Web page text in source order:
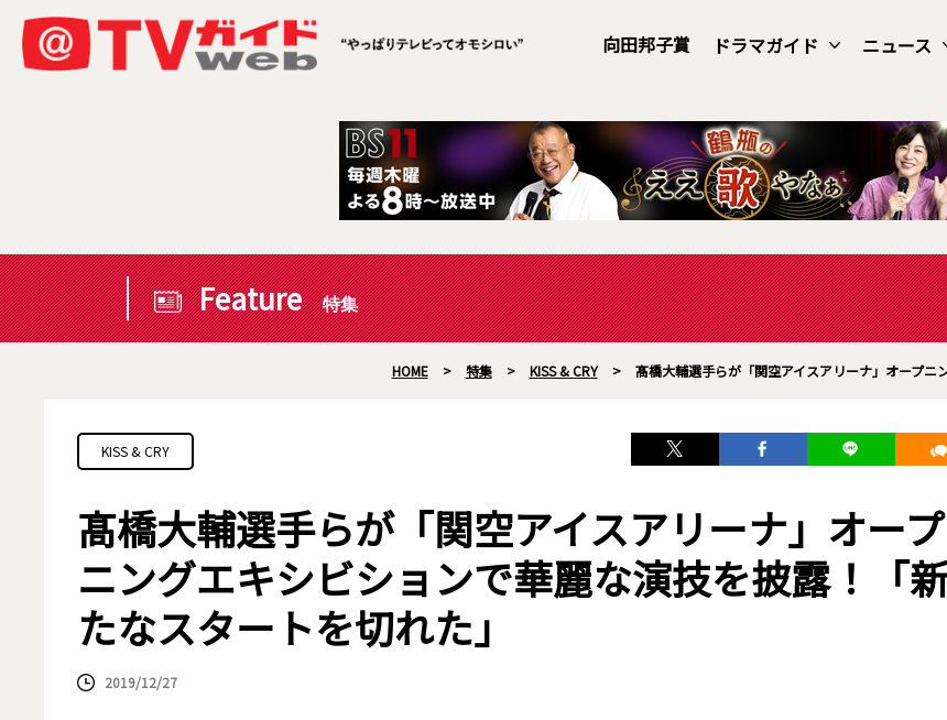
向田邦子賞 ドラマガイド ニュース
Feature 特集
HOME > 特集 > KISS & CRY > 髙橋大輔選手らが「関空アイスアリーナ」オープニ
KISS & CRY
髙橋大輔選手らが「関空アイスアリーナ」オープ
ニングエキシビションで華麗な演技を披露！「
たなスタートを切れた」
2019/12/27